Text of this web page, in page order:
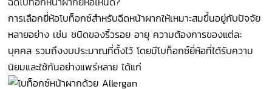
การเลือกยี่ห้อโบท็อกซ์สำหรับฉีดหน้าผากให้เหมาะสมขึ้นอยู่กับปัจจัย
หลายอย่าง เช่น ชนิดของริ้วรอย อายุ ความต้องการของแต่ละ
บุคคล รวมถึงงบประมาณที่ตั้งไว้ โดยมีโบท็อกซ์ยี่ห้อที่ได้รับความ
นิยมและใช้กันอย่างแพร่หลาย ได้แก่